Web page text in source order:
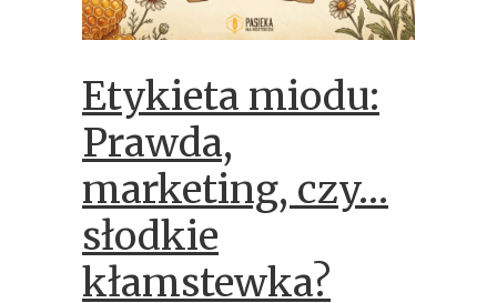
Etykieta miodu:
Prawda,
marketing, czy…
słodkie
kłamstewka?